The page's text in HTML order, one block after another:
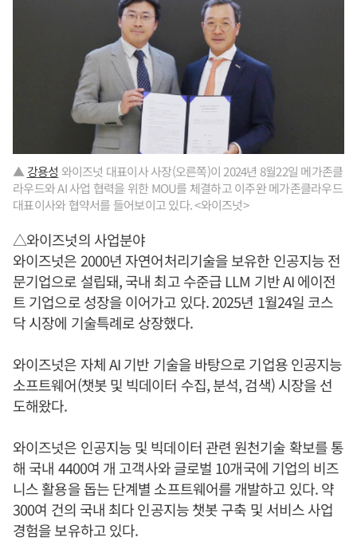
▲ 강용성 와이즈넛 대표이사 사장(오른쪽)이 2024년 8월22일 메가존클
라우드와 AI 사업 협력을 위한 MOU를 체결하고 이주완 메가존클라우드
대표이사와 협약서를 들어보이고 있다. <와이즈넛>
△와이즈넛의 사업분야
와이즈넛은 2000년 자연어처리기술을 보유한 인공지능 전
문기업으로 설립돼, 국내 최고 수준급 LLM 기반 AI 에이전
트 기업으로 성장을 이어가고 있다. 2025년 1월24일 코스
닥 시장에 기술특례로 상장했다.
와이즈넛은 자체 AI 기반 기술을 바탕으로 기업용 인공지능
소프트웨어(챗봇 및 빅데이터 수집, 분석, 검색) 시장을 선
도해왔다.
와이즈넛은 인공지능 및 빅데이터 관련 원천기술 확보를 통
해 국내 4400여 개 고객사와 글로벌 10개국에 기업의 비즈
니스 활용을 돕는 단계별 소프트웨어를 개발하고 있다. 약
300여 건의 국내 최다 인공지능 챗봇 구축 및 서비스 사업
경험을 보유하고 있다.